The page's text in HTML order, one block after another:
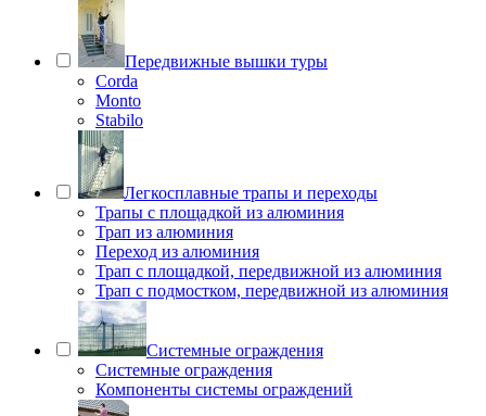
Передвижные вышки туры
Corda
Monto
Stabilo
Легкосплавные трапы и переходы
Трапы с площадкой из алюминия
Трап из алюминия
Переход из алюминия
Трап с площадкой, передвижной из алюминия
Трап с подмостком, передвижной из алюминия
Системные ограждения
Системные ограждения
Компоненты системы ограждений